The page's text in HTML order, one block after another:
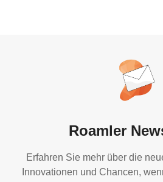
Roamler
Erfahren Sie mehr über die
Innovationen und Chancen,